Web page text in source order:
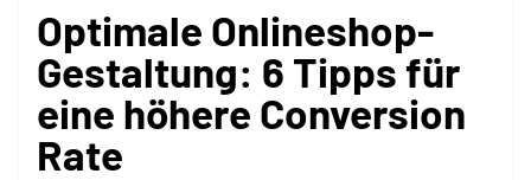
Optimale Onlineshop-
Gestaltung: 6 Tipps für
eine höhere Conversion
Rate